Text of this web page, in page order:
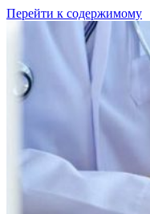
Перейти к содержимому